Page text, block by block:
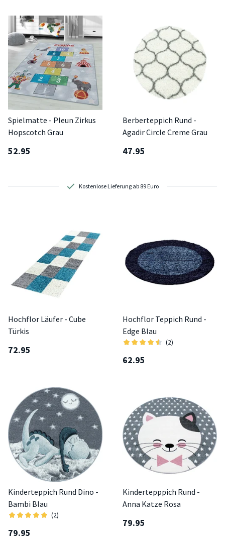
Spielmatte - Pleun Zirkus
Hopscotch Grau
52.95
Berberteppich Rund -
Agadir Circle Creme Grau
47.95
Kostenlose Lieferung ab 89 Euro
Hochflor Läufer - Cube
Türkis
72.95
Hochflor Teppich Rund -
Edge Blau
(2)
62.95
Kinderteppich Rund Dino -
Bambi Blau
(2)
79.95
Kindertepppich Rund -
Anna Katze Rosa
79.95